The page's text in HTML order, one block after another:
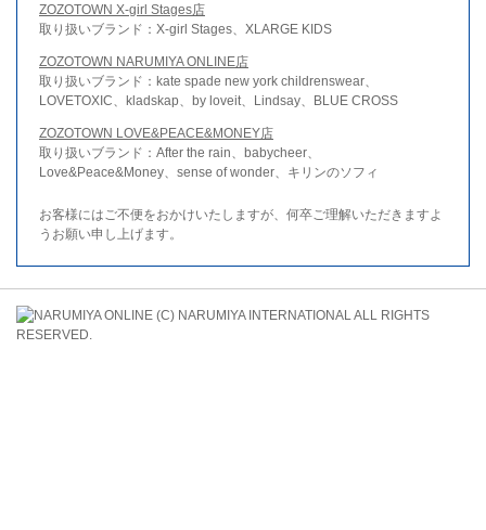
ZOZOTOWN X-girl Stages店
取り扱いブランド：X-girl Stages、XLARGE KIDS
ZOZOTOWN NARUMIYA ONLINE店
取り扱いブランド：kate spade new york childrenswear、
LOVETOXIC、kladskap、by loveit、Lindsay、BLUE CROSS
ZOZOTOWN LOVE&PEACE&MONEY店
取り扱いブランド：After the rain、babycheer、
Love&Peace&Money、sense of wonder、キリンのソフィ
お客様にはご不便をおかけいたしますが、何卒ご理解いただきますよ
うお願い申し上げます。